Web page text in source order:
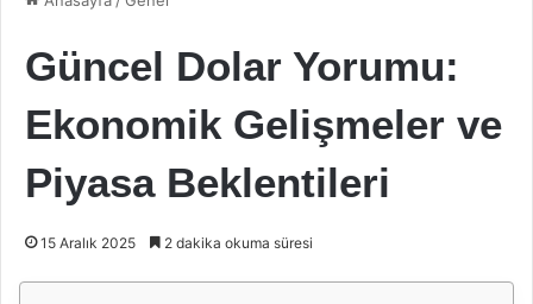
Güncel Dolar Yorumu:
Ekonomik Gelişmeler ve
Piyasa Beklentileri
15 Aralık 2025 2 dakika okuma süresi